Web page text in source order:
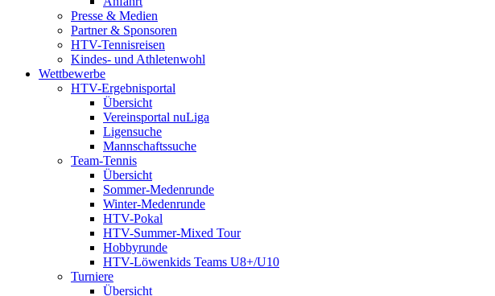
Presse & Medien
Partner & Sponsoren
HTV-Tennisreisen
Kindes- und Athletenwohl
Wettbewerbe
HTV-Ergebnisportal
Übersicht
Vereinsportal nuLiga
Ligensuche
Mannschaftssuche
Team-Tennis
Übersicht
Sommer-Medenrunde
Winter-Medenrunde
HTV-Pokal
HTV-Summer-Mixed Tour
Hobbyrunde
HTV-Löwenkids Teams U8+/U10
Turniere
Übersicht